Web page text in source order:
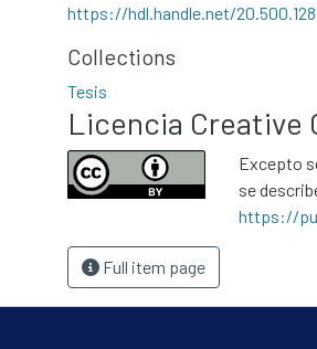
https://hdl.handle.net/
Collections
Tesis
Licencia Creative
Excepto
se
https://
Full item page